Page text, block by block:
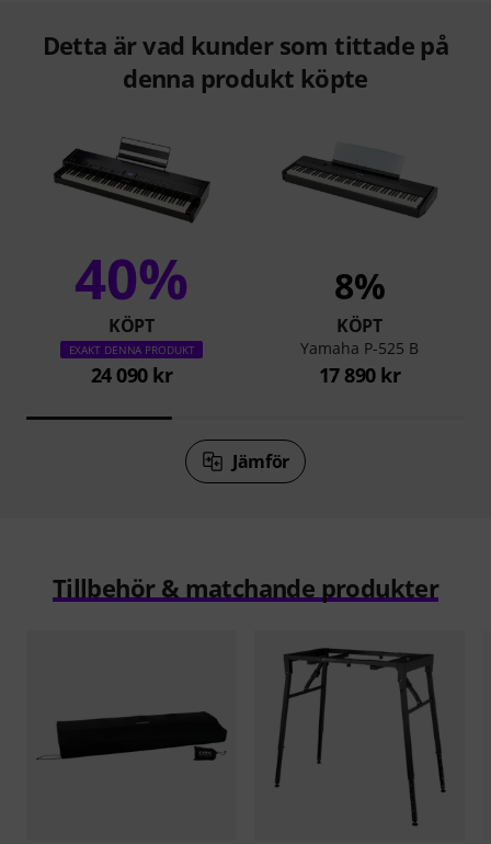
Detta är vad kunder som tittade på
denna produkt köpte
40%
KÖPT
EXAKT DENNA PRODUKT
24 090 kr
8%
KÖPT
Yamaha P-525 B
17 890 kr
Jämför
Tillbehör & matchande produkter